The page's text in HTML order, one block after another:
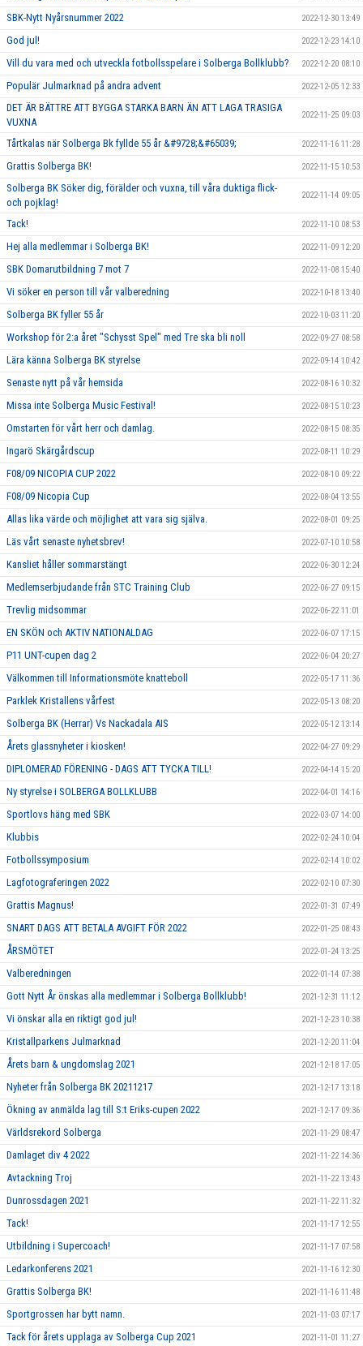
SBK-Nytt Nyårsnummer 2022 2022-12-30 13:49
God jul! 2022-12-23 14:10
Vill du vara med och utveckla fotbollsspelare i Solberga Bollklubb? 2022-12-20 08:10
Populär Julmarknad på andra advent 2022-12-05 12:33
DET ÄR BÄTTRE ATT BYGGA STARKA BARN ÄN ATT LAGA TRASIGA
VUXNA
2022-11-25 09:03
Tårtkalas när Solberga Bk fyllde 55 år &#9728;&#65039; 2022-11-16 11:28
Grattis Solberga BK! 2022-11-15 10:53
Solberga BK Söker dig, förälder och vuxna, till våra duktiga flick-
och pojklag!
2022-11-14 09:05
Tack! 2022-11-10 08:53
Hej alla medlemmar i Solberga BK! 2022-11-09 12:20
SBK Domarutbildning 7 mot 7 2022-11-08 15:40
Vi söker en person till vår valberedning 2022-10-18 13:40
Solberga BK fyller 55 år 2022-10-03 11:20
Workshop för 2:a året "Schysst Spel" med Tre ska bli noll 2022-09-27 08:58
Lära känna Solberga BK styrelse 2022-09-14 10:42
Senaste nytt på vår hemsida 2022-08-16 10:32
Missa inte Solberga Music Festival! 2022-08-15 10:23
Omstarten för vårt herr och damlag. 2022-08-15 08:35
Ingarö Skärgårdscup 2022-08-11 10:29
F08/09 NICOPIA CUP 2022 2022-08-10 09:22
F08/09 Nicopia Cup 2022-08-04 13:55
Allas lika värde och möjlighet att vara sig själva. 2022-08-01 09:25
Läs vårt senaste nyhetsbrev! 2022-07-10 10:58
Kansliet håller sommarstängt 2022-06-30 12:24
Medlemserbjudande från STC Training Club 2022-06-27 09:15
Trevlig midsommar 2022-06-22 11:01
EN SKÖN och AKTIV NATIONALDAG 2022-06-07 17:15
P11 UNT-cupen dag 2 2022-06-04 20:27
Välkommen till Informationsmöte knatteboll 2022-05-17 11:36
Parklek Kristallens vårfest 2022-05-13 08:20
Solberga BK (Herrar) Vs Nackadala AIS 2022-05-12 13:14
Årets glassnyheter i kiosken! 2022-04-27 09:29
DIPLOMERAD FÖRENING - DAGS ATT TYCKA TILL! 2022-04-14 15:20
Ny styrelse i SOLBERGA BOLLKLUBB 2022-04-01 14:16
Sportlovs häng med SBK 2022-03-07 14:00
Klubbis 2022-02-24 10:04
Fotbollssymposium 2022-02-14 10:02
Lagfotograferingen 2022 2022-02-10 07:30
Grattis Magnus! 2022-01-31 07:49
SNART DAGS ATT BETALA AVGIFT FÖR 2022 2022-01-25 08:43
ÅRSMÖTET 2022-01-24 13:25
Valberedningen 2022-01-14 07:38
Gott Nytt År önskas alla medlemmar i Solberga Bollklubb! 2021-12-31 11:12
Vi önskar alla en riktigt god jul! 2021-12-23 10:38
Kristallparkens Julmarknad 2021-12-20 11:04
Årets barn & ungdomslag 2021 2021-12-18 17:05
Nyheter från Solberga BK 20211217 2021-12-17 13:18
Ökning av anmälda lag till S:t Eriks-cupen 2022 2021-12-17 09:36
Världsrekord Solberga 2021-11-29 08:47
Damlaget div 4 2022 2021-11-22 14:36
Avtackning Troj 2021-11-22 13:43
Dunrossdagen 2021 2021-11-22 11:32
Tack! 2021-11-17 12:55
Utbildning i Supercoach! 2021-11-17 07:58
Ledarkonferens 2021 2021-11-16 12:30
Grattis Solberga BK! 2021-11-16 11:48
Sportgrossen har bytt namn. 2021-11-03 07:17
Tack för årets upplaga av Solberga Cup 2021 2021-11-01 11:27